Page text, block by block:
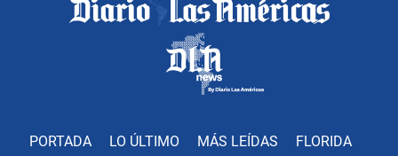
PORTADA LO ÚLTIMO MÁS LEÍDAS FLORIDA